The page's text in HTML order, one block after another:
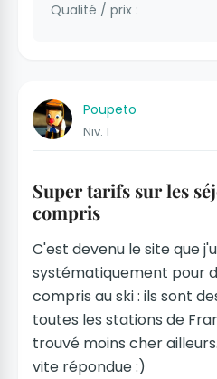
Qualité / prix :
Poupeto
Niv. 1
Super tarifs sur les
compris
C'est devenu le site que
systématiquement pour
compris au ski : ils sont
toutes les stations de
trouvé moins cher
vite répondue :)